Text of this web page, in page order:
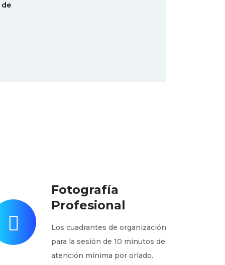
de
Fotografía
Profesional
Los cuadrantes de organización
para la sesión de 10 minutos de
atención mínima por orlado.